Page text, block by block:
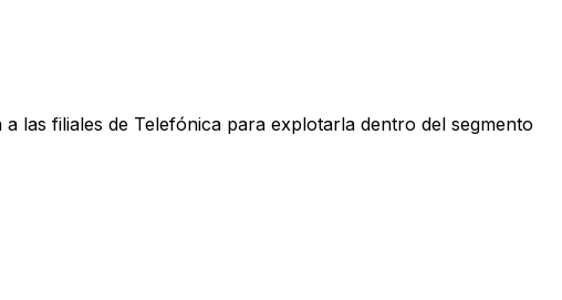
las filiales de Telefónica para explotarla dentro del segmento